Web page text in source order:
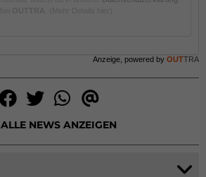
Anzeige, powered by OUTTRA
ALLE NEWS ANZEIGEN